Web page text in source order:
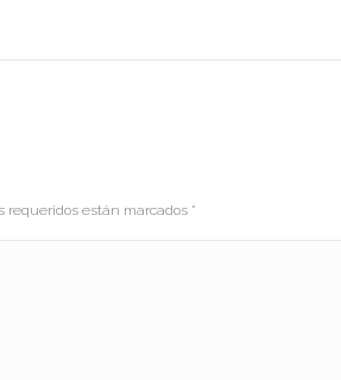
requeridos están marcados *